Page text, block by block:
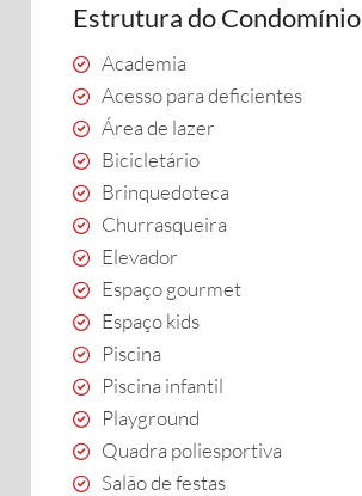
Estrutura do Condomínio
Academia
Acesso para deficientes
Área de lazer
Bicicletário
Brinquedoteca
Churrasqueira
Elevador
Espaço gourmet
Espaço kids
Piscina
Piscina infantil
Playground
Quadra poliesportiva
Salão de festas